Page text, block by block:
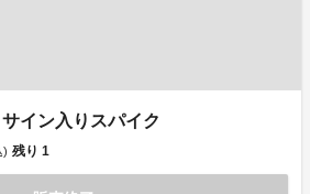
イン入りスパイク
) 残り 1